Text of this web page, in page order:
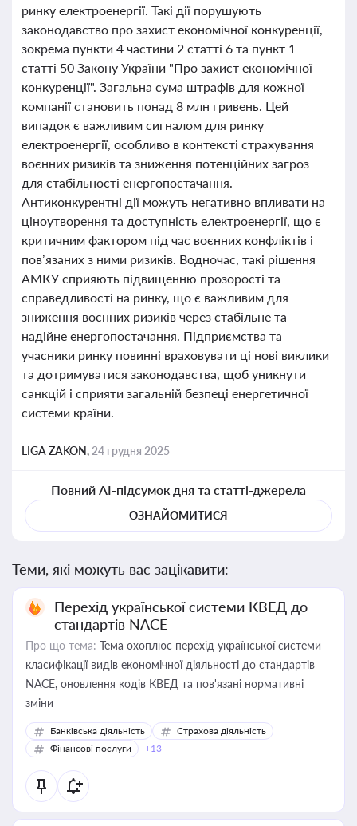
ринку електроенергії. Такі дії порушують
законодавство про захист економічної конкуренції,
зокрема пункти 4 частини 2 статті 6 та пункт 1
статті 50 Закону України "Про захист економічної
конкуренції". Загальна сума штрафів для кожної
компанії становить понад 8 млн гривень. Цей
випадок є важливим сигналом для ринку
електроенергії, особливо в контексті страхування
воєнних ризиків та зниження потенційних загроз
для стабільності енергопостачання.
Антиконкурентні дії можуть негативно впливати на
ціноутворення та доступність електроенергії, що є
критичним фактором під час воєнних конфліктів і
пов’язаних з ними ризиків. Водночас, такі рішення
АМКУ сприяють підвищенню прозорості та
справедливості на ринку, що є важливим для
зниження воєнних ризиків через стабільне та
надійне енергопостачання. Підприємства та
учасники ринку повинні враховувати ці нові виклики
та дотримуватися законодавства, щоб уникнути
санкцій і сприяти загальній безпеці енергетичної
системи країни.
LIGA ZAKON, 24 грудня 2025
Повний AI-підсумок дня та статті-джерела
ОЗНАЙОМИТИСЯ
Теми, які можуть вас зацікавити:
Перехід української системи КВЕД до
стандартів NACE
Про що тема: Тема охоплює перехід української системи
класифікації видів економічної діяльності до стандартів
NACE, оновлення кодів КВЕД та пов'язані нормативні
зміни
Банківська діяльність
Страхова діяльність
Фінансові послуги
+13